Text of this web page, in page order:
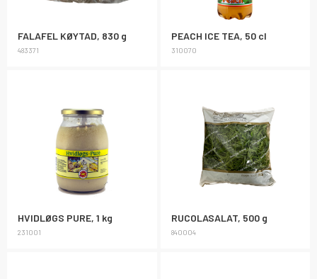
FALAFEL KØYTAD, 830 g
483371
PEACH ICE TEA, 50 cl
310070
HVIDLØGS PURE, 1 kg
231001
RUCOLASALAT, 500 g
840004